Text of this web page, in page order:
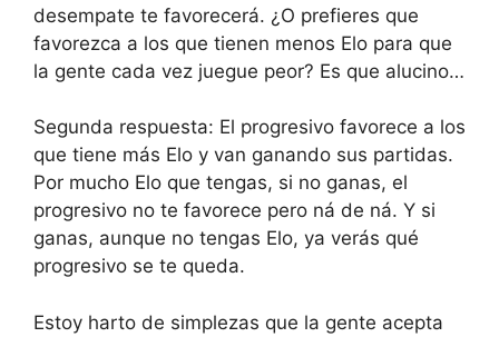
desempate te favorecerá. ¿O prefieres que
favorezca a los que tienen menos Elo para que
la gente cada vez juegue peor? Es que alucino…
Segunda respuesta: El progresivo favorece a los
que tiene más Elo y van ganando sus partidas.
Por mucho Elo que tengas, si no ganas, el
progresivo no te favorece pero ná de ná. Y si
ganas, aunque no tengas Elo, ya verás qué
progresivo se te queda.
Estoy harto de simplezas que la gente acepta